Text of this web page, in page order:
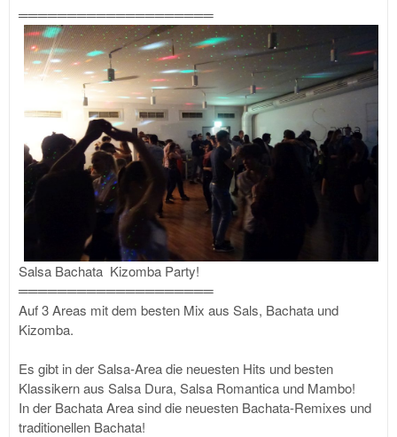
════════════════════
Salsa Bachata Kizomba Party!
════════════════════
Auf 3 Areas mit dem besten Mix aus Sals, Bachata und
Kizomba.
Es gibt in der Salsa-Area die neuesten Hits und besten
Klassikern aus Salsa Dura, Salsa Romantica und Mambo!
In der Bachata Area sind die neuesten Bachata-Remixes und
traditionellen Bachata!